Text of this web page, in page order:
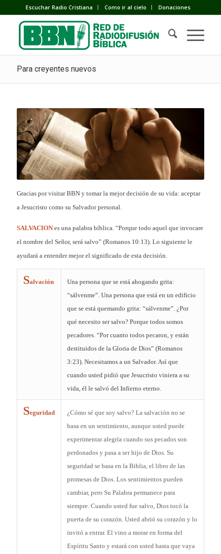
Escuchar Radio Cristiana Como ir al cielo Donaciones
Para creyentes nuevos
Gracias por visitar BBN y tomar la mejor decisión de su vida: aceptar
a Jesucristo como su Salvador personal.
SALVACIONes una palabra bíblica. “Porque todo aquel que invocare
el nombre del Señor, será salvo” (Romanos 10:13). Lo siguiente le
ayudará a entender mejor el significado de esta decisión.
Salvación
Una persona que se está ahogando grita:
“sálvenme”. Una persona que está en un edificio
que se está quemando grita: “sálvenme”. ¿Por
qué necesito ser salvo? Porque todos somos
pecadores. “Por cuanto todos pecaron, y están
destituidos de la Gloria de Dios” (Romanos
3:23). Necesitamos a un Salvador. Así que
cuando usted pidió que Jesucristo viniera a su
vida, él le salvó del Infierno eterno.
Seguridad
¿Cómo sé que soy salvo? La salvación no se
basa en un sentimiento, aunque usted puede
experimentar alegría cuando sus pecados son
perdonados y pasa a ser hijo de Dios. Su
seguridad se basa en la Biblia, el libro de las
promesas de Dios. Los sentimientos pueden
cambiar, pero Su Palabra permanece para
siempre. Cuando usted fue salvo, Dios tocó la
puerta de su corazón. Usted abrió su corazón y lo
invitó a entrar. El vino a morar en forma del
Espíritu Santo y estará con usted hasta que vaya